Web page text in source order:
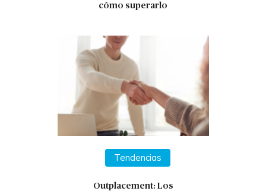
cómo superarlo
Tendencias
Outplacement: Los